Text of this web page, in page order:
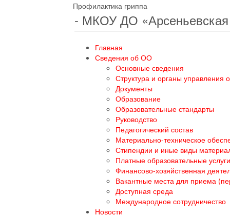
Профилактика гриппа
- МКОУ ДО
Главная
Сведения об ОО
Основные сведения
Структура и органы управления
Документы
Образование
Образовательные стандарты
Руководство
Педагогический состав
Материально-техническое
Стипендии и иные виды
Платные образовательные услуги
Финансово-хозяйственная
Вакантные места для приема
Доступная среда
Международное сотрудничество
Новости